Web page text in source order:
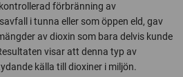
förbränning av
i tunna eller som öppen eld, gav
av dioxin som bara delvis kunde
visar att denna typ av
källa till dioxiner i miljön.